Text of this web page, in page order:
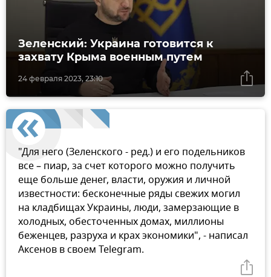
24 февраля 2023, 23:10
Зеленский: Украина готовится к
захвату Крыма военным путем
"Для него (Зеленского - ред.) и его подельников
все – пиар, за счет которого можно получить
еще больше денег, власти, оружия и личной
известности: бесконечные ряды свежих могил
на кладбищах Украины, люди, замерзающие в
холодных, обесточенных домах, миллионы
беженцев, разруха и крах экономики", - написал
Аксенов в своем Telegram.